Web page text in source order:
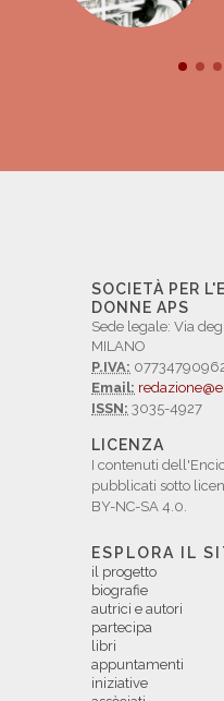
SOCIETÀ PER
DONNE APS
Sede legale: Via
MILANO
P.IVA:
Email:
ISSN: 3035-4927
LICENZA
I contenuti
pubblicati sotto
BY-NC-SA 4.0.
ESPLORA IL
il progetto
biografie
autrici e autori
partecipa
libri
appuntamenti
iniziative